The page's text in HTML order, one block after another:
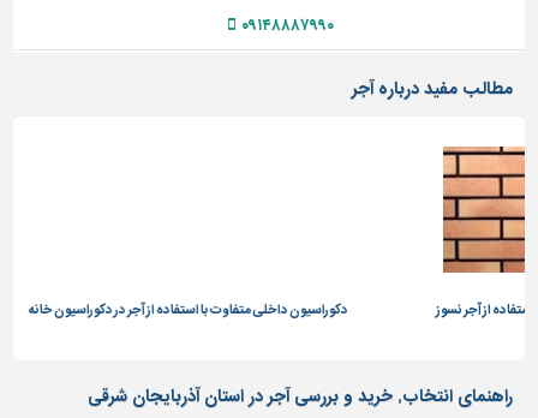
۰۹۱۴۸۸۸۷۹۹۰
مطالب مفید درباره آجر
نسوز دکوراسیون داخلی متفاوت با استفاده از آجر در دکوراسیون خانه آشنایی
راهنمای انتخاب, خرید و بررسی آجر در استان آذربایجان شرقی